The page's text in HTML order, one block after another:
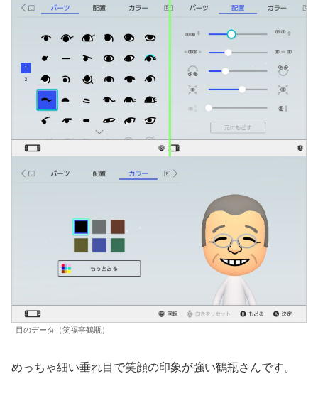
目のデータ（笑福亭鶴瓶）
めっちゃ細い垂れ目で笑顔の印象が強い鶴瓶さんです。